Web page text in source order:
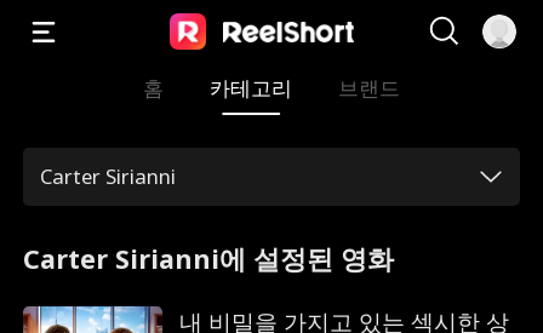
홈 카테고리 브랜드
Carter Sirianni
Carter Sirianni에 설정된 영화
내 비밀을 가지고 있는 섹시한 상